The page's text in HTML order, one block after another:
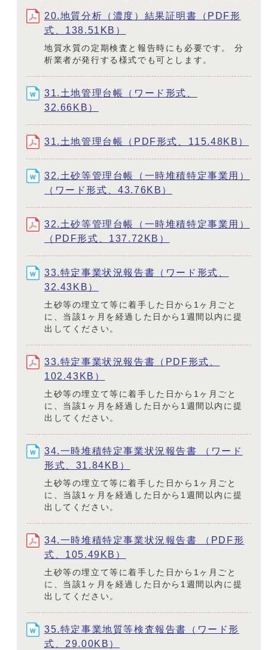
20.地質分析（濃度）結果証明書（PDF形
式、138.51KB）
地質水質の定期検査と報告時にも必要です。 分
析業者が発行する様式でも可とします。
31.土地管理台帳（ワード形式、
32.66KB）
31.土地管理台帳（PDF形式、115.48KB）
32.土砂等管理台帳（一時堆積特定事業用）
（ワード形式、43.76KB）
32.土砂等管理台帳（一時堆積特定事業用）
（PDF形式、137.72KB）
33.特定事業状況報告書（ワード形式、
32.43KB）
土砂等の埋立て等に着手した日から1ヶ月ごと
に、当該1ヶ月を経過した日から1週間以内に提
出してください。
33.特定事業状況報告書（PDF形式、
102.43KB）
土砂等の埋立て等に着手した日から1ヶ月ごと
に、当該1ヶ月を経過した日から1週間以内に提
出してください。
34.一時堆積特定事業状況報告書 （ワード
形式、31.84KB）
土砂等の埋立て等に着手した日から1ヶ月ごと
に、当該1ヶ月を経過した日から1週間以内に提
出してください。
34.一時堆積特定事業状況報告書 （PDF形
式、105.49KB）
土砂等の埋立て等に着手した日から1ヶ月ごと
に、当該1ヶ月を経過した日から1週間以内に提
出してください。
35.特定事業地質等検査報告書（ワード形
式、29.00KB）